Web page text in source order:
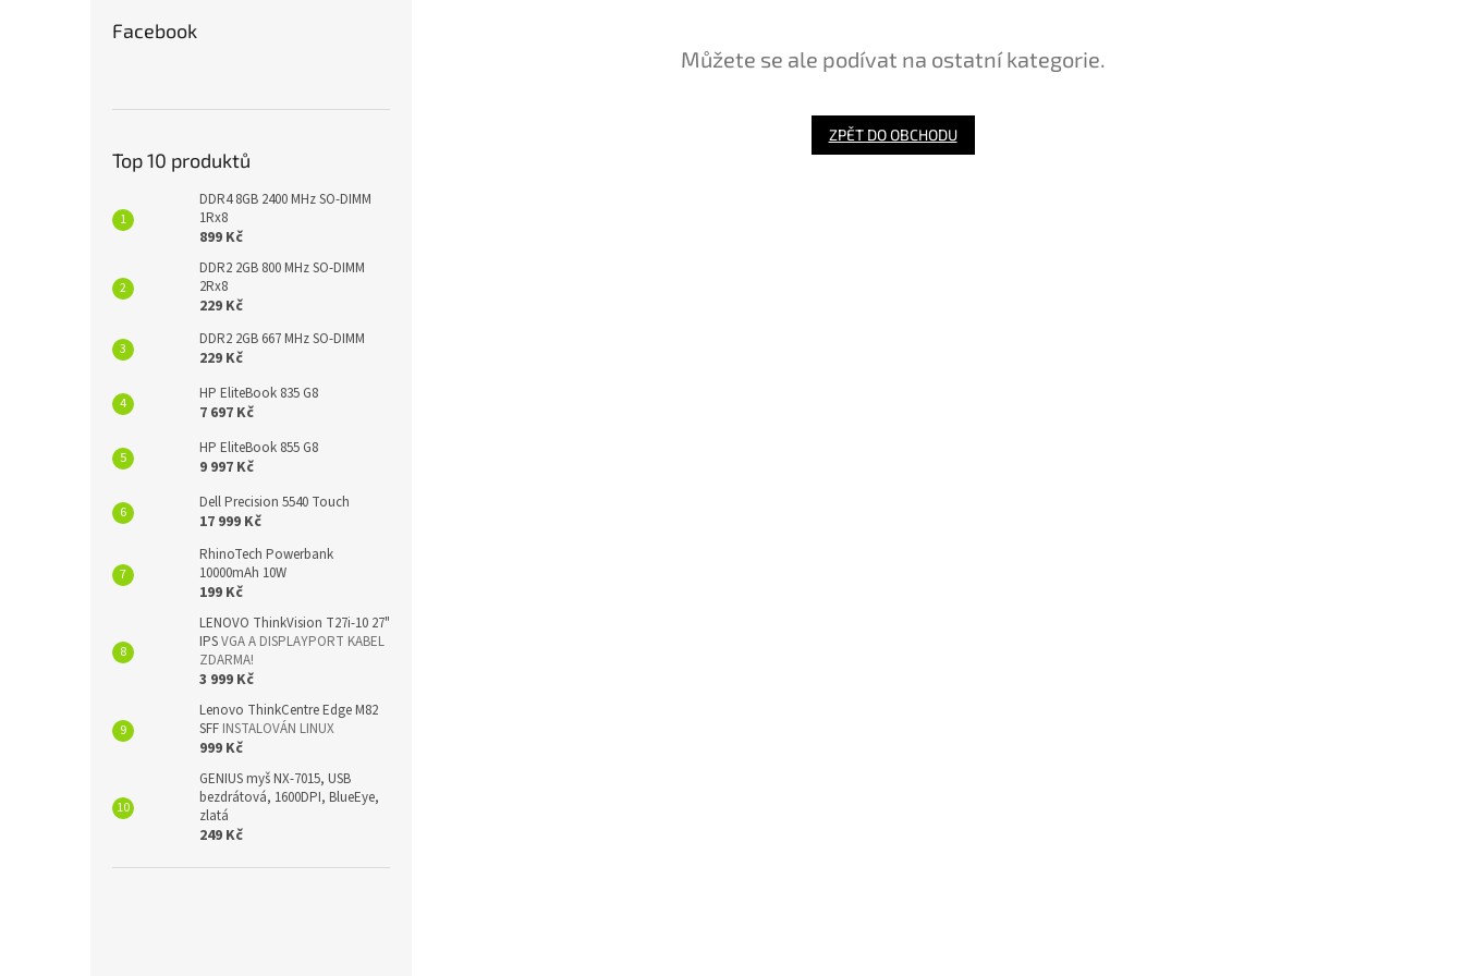
Facebook
Top 10 produktů
DDR4 8GB 2400 MHz SO-DIMM
1Rx8
899 Kč
DDR2 2GB 800 MHz SO-DIMM
2Rx8
229 Kč
DDR2 2GB 667 MHz SO-DIMM
229 Kč
HP EliteBook 835 G8
7 697 Kč
HP EliteBook 855 G8
9 997 Kč
Dell Precision 5540 Touch
17 999 Kč
RhinoTech Powerbank
10000mAh 10W
199 Kč
LENOVO ThinkVision T27i-10 27"
IPSVGA A DISPLAYPORT KABEL
ZDARMA!
3 999 Kč
Lenovo ThinkCentre Edge M82
SFF INSTALOVÁN LINUX
999 Kč
GENIUS myš NX-7015, USB
bezdrátová, 1600DPI, BlueEye,
zlatá
249 Kč
Můžete se ale podívat na ostatní kategorie.
ZPĚT DO OBCHODU